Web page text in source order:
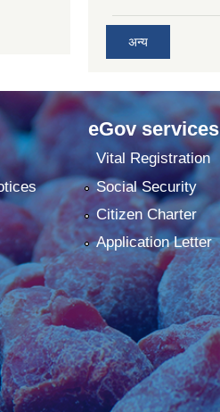
अन्य
eGov services
Vital Registration
Social Security
Citizen Charter
Application Letter